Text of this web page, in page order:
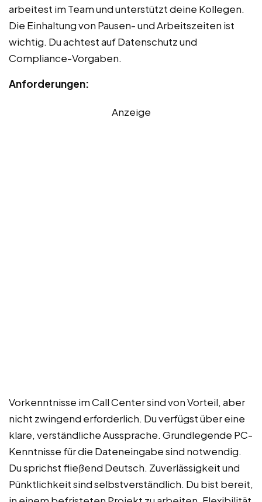
arbeitest im Team und unterstützt deine Kollegen.
Die Einhaltung von Pausen- und Arbeitszeiten ist
wichtig. Du achtest auf Datenschutz und
Compliance-Vorgaben.
Anforderungen:
Anzeige
Vorkenntnisse im Call Center sind von Vorteil, aber
nicht zwingend erforderlich. Du verfügst über eine
klare, verständliche Aussprache. Grundlegende PC-
Kenntnisse für die Dateneingabe sind notwendig.
Du sprichst fließend Deutsch. Zuverlässigkeit und
Pünktlichkeit sind selbstverständlich. Du bist bereit,